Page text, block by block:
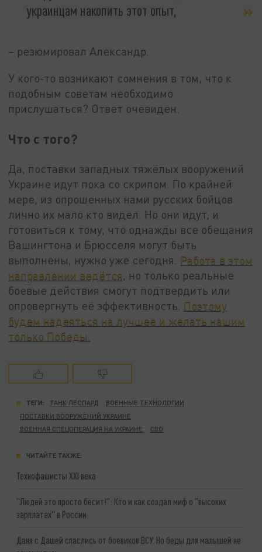
украинцам накопить этот опыт,
– резюмировал Александр.
У кого-то возникают сомнения в том, что к
подобным советам необходимо
прислушаться? Ответ очевиден.
Что с того?
Да, поставки западных тяжёлых вооружений
Украине идут пока со скрипом. По крайней
мере, из опрошенных нами русских бойцов
лично их мало кто видел. Но они идут, и
готовиться к тому, что однажды все обещания
Вашингтона и Брюсселя могут быть
выполнены, нужно уже сегодня. Работа в этом
направлении ведётся, но только реальные
боевые действия смогут подтвердить или
опровергнуть её эффективность. Поэтому
будем надеяться на лучшее и желать нашим
только Победы.
ТЕГИ: ТАНК ЛЕОПАРД
ВОЕННЫЕ ТЕХНОЛОГИИ
ПОСТАВКИ ВООРУЖЕНИЙ УКРАИНЕ
ВОЕННАЯ СПЕЦОПЕРАЦИЯ НА УКРАИНЕ
СВО
ЧИТАЙТЕ ТАКЖЕ:
Технофашисты XXI века
"Людей это просто бесит!": Кто и как создал миф о "высоких
зарплатах" в России
Даня с Дашей спаслись от боевиков ВСУ. Но беды для малышей не